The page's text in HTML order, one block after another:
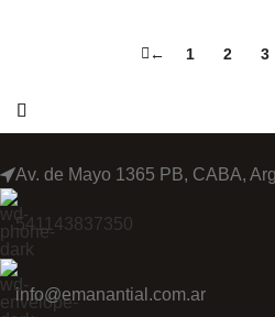
← 1 2 3
Av. de Mayo 1365 PB, CABA,
541143837350
info@emanantial.com.ar